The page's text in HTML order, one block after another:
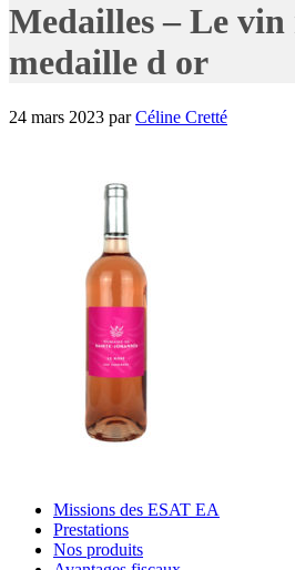
Medailles – Le vin
medaille d or
24 mars 2023 parCéline Cretté
Missions des ESAT EA
Prestations
Nos produits